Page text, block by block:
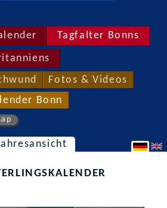
Tagfalter Bonns
Fotos & Videos
Bonn